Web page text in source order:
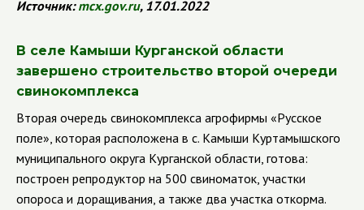
Источник:mcx.gov.ru, 17.01.2022
В селе Камыши Курганской области
завершено строительство второй очереди
свинокомплекса
Вторая очередь свинокомплекса агрофирмы «Русское
поле», которая расположена в с. Камыши Куртамышского
муниципального округа Курганской области, готова:
построен репродуктор на 500 свиноматок, участки
опороса и доращивания, а также два участка откорма.